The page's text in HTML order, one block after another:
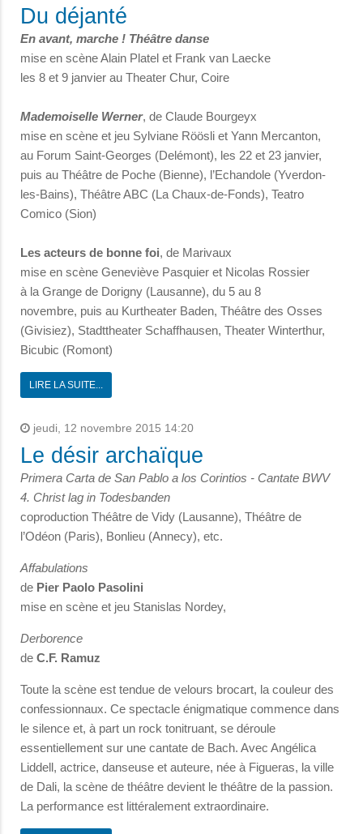
Du déjanté
En avant, marche ! Théâtre danse
mise en scène Alain Platel et Frank van Laecke
les 8 et 9 janvier au Theater Chur, Coire
Mademoiselle Werner, de Claude Bourgeyx
mise en scène et jeu Sylviane Röösli et Yann Mercanton,
au Forum Saint-Georges (Delémont), les 22 et 23 janvier,
puis au Théâtre de Poche (Bienne), l’Echandole (Yverdon-
les-Bains), Théâtre ABC (La Chaux-de-Fonds), Teatro
Comico (Sion)
Les acteurs de bonne foi, de Marivaux
mise en scène Geneviève Pasquier et Nicolas Rossier
à la Grange de Dorigny (Lausanne), du 5 au 8
novembre, puis au Kurtheater Baden, Théâtre des Osses
(Givisiez), Stadttheater Schaffhausen, Theater Winterthur,
Bicubic (Romont)
LIRE LA SUITE...
jeudi, 12 novembre 2015 14:20
Le désir archaïque
Primera Carta de San Pablo a los Corintios - Cantate BWV
4. Christ lag in Todesbanden
coproduction Théâtre de Vidy (Lausanne), Théâtre de
l’Odéon (Paris), Bonlieu (Annecy), etc.
Affabulations
de Pier Paolo Pasolini
mise en scène et jeu Stanislas Nordey,
Derborence
de C.F. Ramuz
Toute la scène est tendue de velours brocart, la couleur des
confessionnaux. Ce spectacle énigmatique commence dans
le silence et, à part un rock tonitruant, se déroule
essentiellement sur une cantate de Bach. Avec Angélica
Liddell, actrice, danseuse et auteure, née à Figueras, la ville
de Dali, la scène de théâtre devient le théâtre de la passion.
La performance est littéralement extraordinaire.